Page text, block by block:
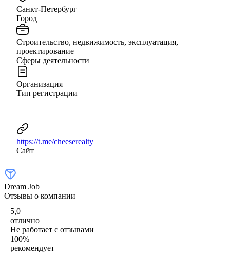
Санкт-Петербург
Город
Строительство, недвижимость, эксплуатация,
проектирование
Сферы деятельности
Организация
Тип регистрации
https://t.me/cheeserealty
Сайт
Dream Job
Отзывы о компании
5,0
отлично
Не работает с отзывами
100%
рекомендует